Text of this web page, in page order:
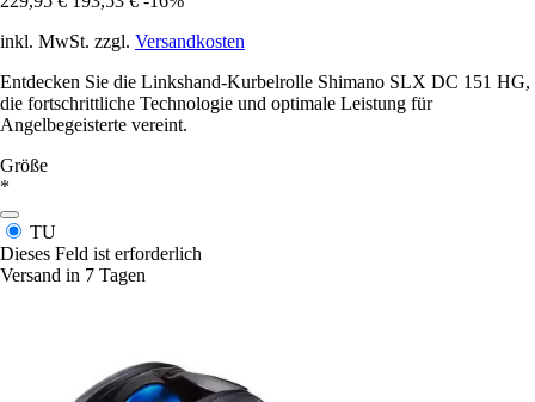
inkl. MwSt. zzgl. Versandkosten
Entdecken Sie die Linkshand-Kurbelrolle Shimano SLX DC 151 HG,
die fortschrittliche Technologie und optimale Leistung für
Angelbegeisterte vereint.
Größe
*
TU
Dieses Feld ist erforderlich
Versand in 7 Tagen